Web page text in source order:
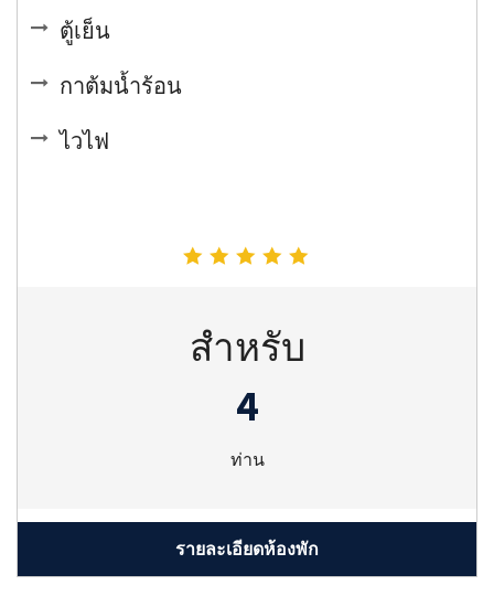
ตู้เย็น
กาต้มน้ำร้อน
ไวไฟ
สำหรับ
4
ท่าน
รายละเอียดห้องพัก